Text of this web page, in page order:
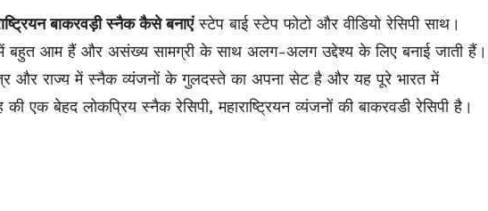
बाकरवड़ी स्नैक कैसे बनाएंस्टेप बाई स्टेप फोटो और वीडियो रेसिपी साथ।
बहुत आम हैं और असंख्य सामग्री के साथ अलग-अलग उद्देश्य के लिए बनाई जाती हैं।
और राज्य में स्नैक व्यंजनों के गुलदस्ते का अपना सेट है और यह पूरे भारत में
एक बेहद लोकप्रिय स्नैक रेसिपी, महाराष्ट्रियन व्यंजनों की बाकरवडी रेसिपी है।